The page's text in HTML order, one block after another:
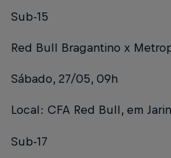
Sub-15
Red Bull Bragantino x
Sábado, 27/05, 09h
Local: CFA Red Bull, em
Sub-17